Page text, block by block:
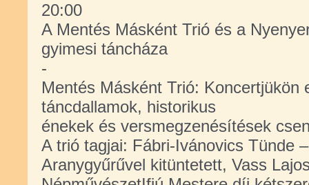
20:00
A Mentés Másként Trió és a
gyimesi táncháza
-
Mentés Másként Trió: Koncertjükön
táncdallamok, historikus
énekek és versmegzenésítések
A trió tagjai: Fábri-Ivánovics Tünde
Aranygyűrűvel kitüntetett, Vass